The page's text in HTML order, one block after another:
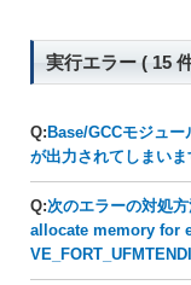
実行エラー ( 15
Q: Base/GCCモジュ
が出力されてしまいま
Q:次のエラーの対処
allocate memory for